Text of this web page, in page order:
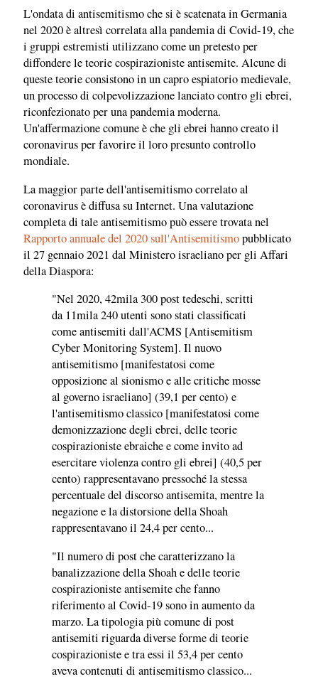
L'ondata di antisemitismo che si è scatenata in Germania
nel 2020 è altresì correlata alla pandemia di Covid-19, che
i gruppi estremisti utilizzano come un pretesto per
diffondere le teorie cospirazioniste antisemite. Alcune di
queste teorie consistono in un capro espiatorio medievale,
un processo di colpevolizzazione lanciato contro gli ebrei,
riconfezionato per una pandemia moderna.
Un'affermazione comune è che gli ebrei hanno creato il
coronavirus per favorire il loro presunto controllo
mondiale.
La maggior parte dell'antisemitismo correlato al
coronavirus è diffusa su Internet. Una valutazione
completa di tale antisemitismo può essere trovata nel
Rapporto annuale del 2020 sull'Antisemitismopubblicato
il 27 gennaio 2021 dal Ministero israeliano per gli Affari
della Diaspora:
"Nel 2020, 42mila 300 post tedeschi, scritti
da 11mila 240 utenti sono stati classificati
come antisemiti dall'ACMS [Antisemitism
Cyber Monitoring System]. Il nuovo
antisemitismo [manifestatosi come
opposizione al sionismo e alle critiche mosse
al governo israeliano] (39,1 per cento) e
l'antisemitismo classico [manifestatosi come
demonizzazione degli ebrei, delle teorie
cospirazioniste ebraiche e come invito ad
esercitare violenza contro gli ebrei] (40,5 per
cento) rappresentavano pressoché la stessa
percentuale del discorso antisemita, mentre la
negazione e la distorsione della Shoah
rappresentavano il 24,4 per cento...
"Il numero di post che caratterizzano la
banalizzazione della Shoah e delle teorie
cospirazioniste antisemite che fanno
riferimento al Covid-19 sono in aumento da
marzo. La tipologia più comune di post
antisemiti riguarda diverse forme di teorie
cospirazioniste e tra essi il 53,4 per cento
aveva contenuti di antisemitismo classico...